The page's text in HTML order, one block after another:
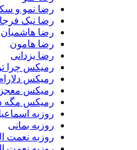
رضا نمو و سکسکه بند
رضا نیک فرجام
رضا هاشمیان
رضا هامون
رضا یزدانی
رمیکس چرا تو از
رمیکس دلارام از پازل
رمیکس معجزه اینه
رمیکس مگه دیوونه
روزبه اسماعیلی
روزبه بمانی
روزبه نعمت اللهی